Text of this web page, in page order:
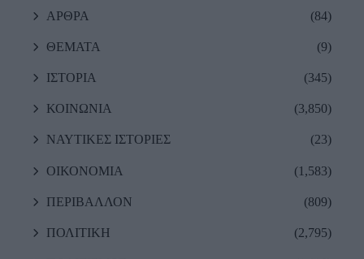
ΑΡΘΡΑ (84)
ΘΕΜΑΤΑ (9)
ΙΣΤΟΡΙΑ (345)
ΚΟΙΝΩΝΙΑ (3,850)
ΝΑΥΤΙΚΕΣ ΙΣΤΟΡΙΕΣ (23)
ΟΙΚΟΝΟΜΙΑ (1,583)
ΠΕΡΙΒΑΛΛΟΝ (809)
ΠΟΛΙΤΙΚΗ (2,795)